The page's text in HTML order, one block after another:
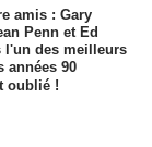
amis : Gary
Penn et Ed
l'un des meilleurs
années 90
oublié !